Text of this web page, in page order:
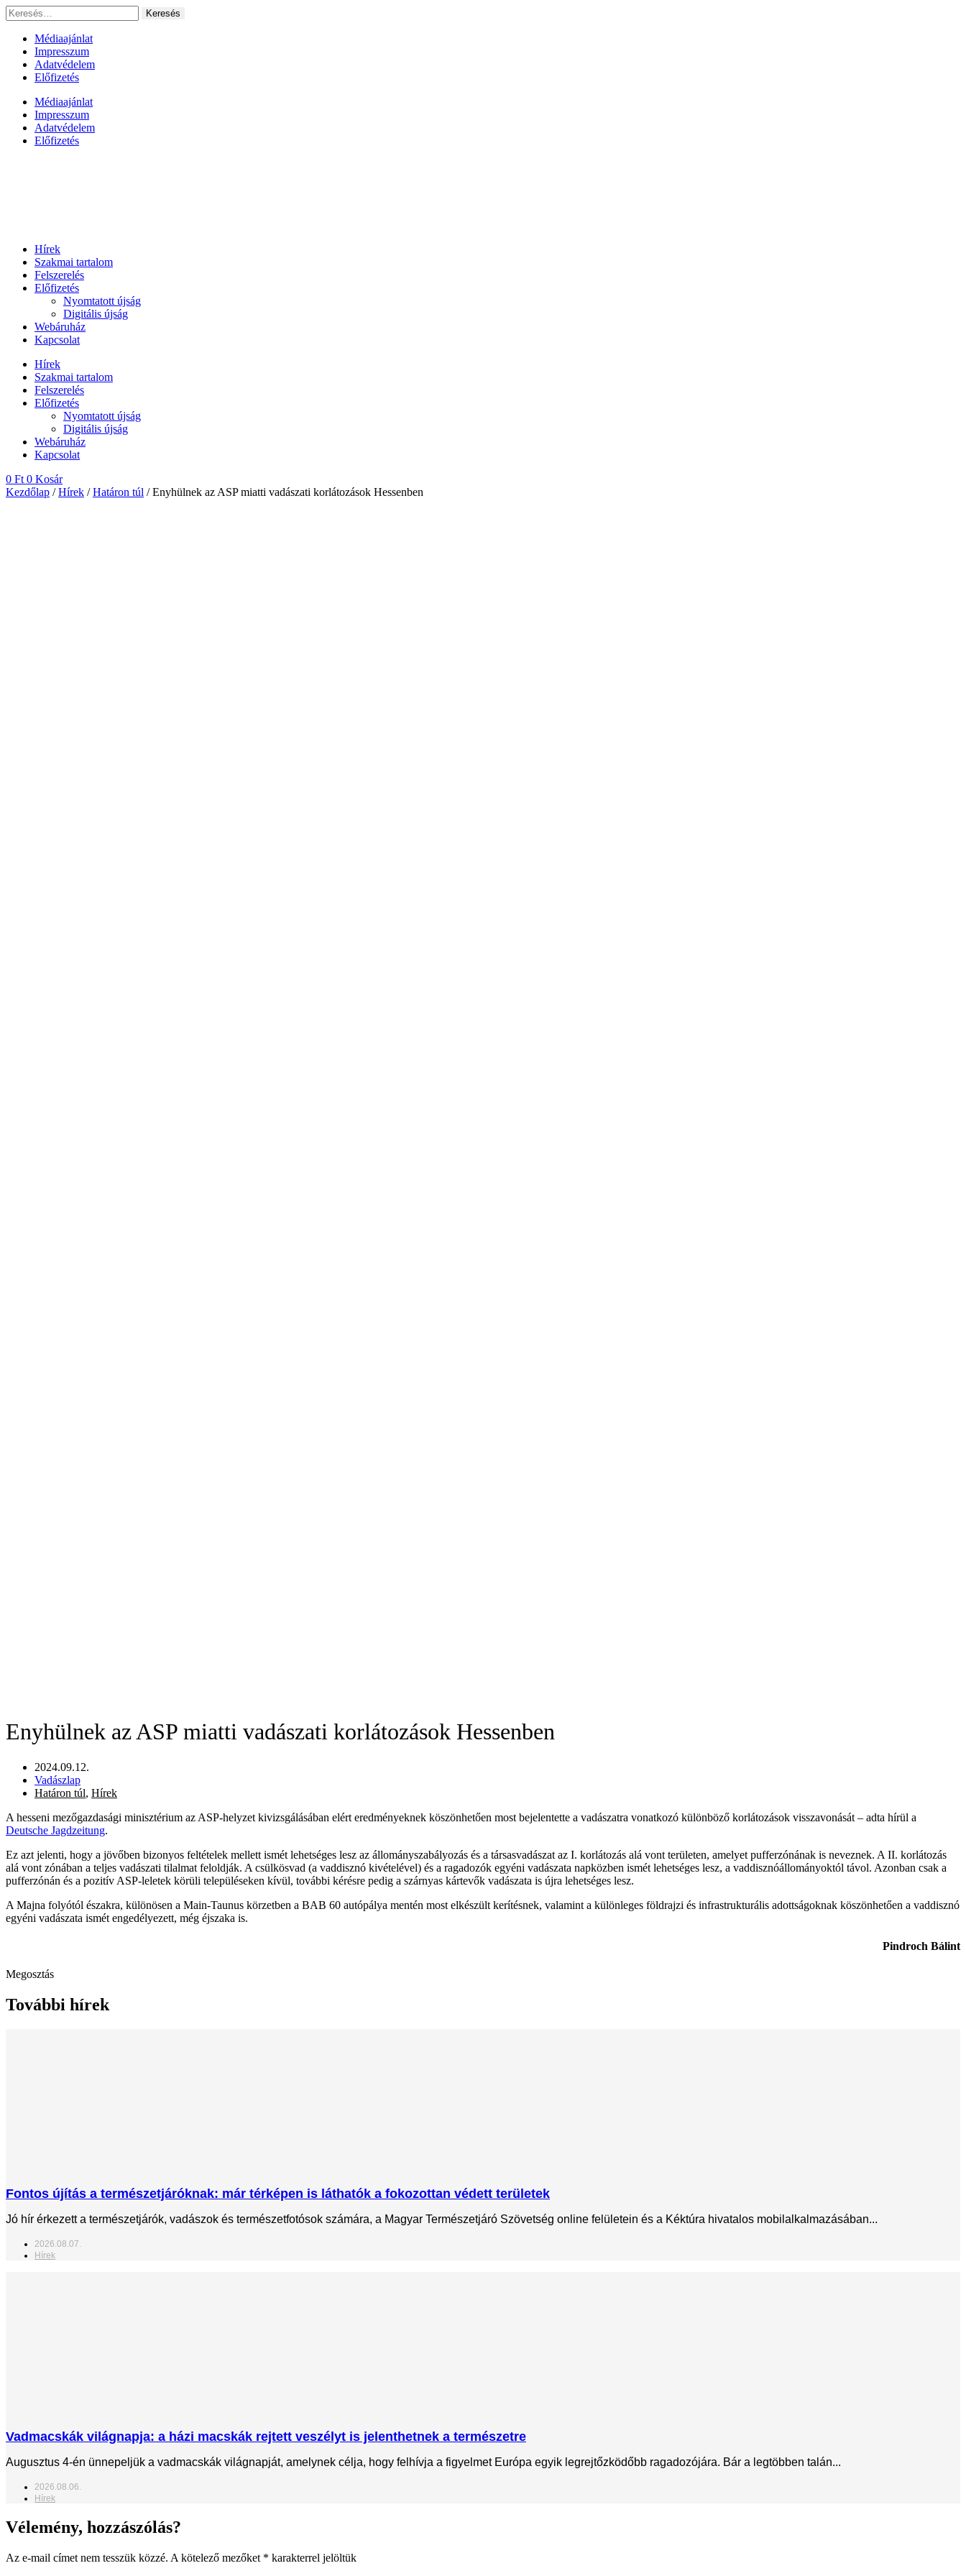
Ugrás
a
tartalomhoz
Keresés:
Médiaajánlat
Impresszum
Adatvédelem
Előfizetés
Médiaajánlat
Impresszum
Adatvédelem
Előfizetés
Hírek
Szakmai tartalom
Felszerelés
Előfizetés
Nyomtatott újság
Digitális újság
Webáruház
Kapcsolat
Hírek
Szakmai tartalom
Felszerelés
Előfizetés
Nyomtatott újság
Digitális újság
Webáruház
Kapcsolat
0 Ft 0 Kosár
Kezdőlap /Hírek /Határon túl / Enyhülnek az ASP miatti vadászati korlátozások Hessenben
Enyhülnek az ASP miatti vadászati korlátozások Hessenben
2024.09.12.
Vadászlap
Határon túl, Hírek
A hesseni mezőgazdasági minisztérium az ASP-helyzet kivizsgálásában elért eredményeknek köszönhetően most bejelentette a vadászatra vonatkozó különböző korlátozások visszavonását – adta hírül a
Deutsche Jagdzeitung.
Ez azt jelenti, hogy a jövőben bizonyos feltételek mellett ismét lehetséges lesz az állományszabályozás és a társasvadászat az I. korlátozás alá vont területen, amelyet pufferzónának is neveznek. A II. korlátozás
alá vont zónában a teljes vadászati tilalmat feloldják. A csülkösvad (a vaddisznó kivételével) és a ragadozók egyéni vadászata napközben ismét lehetséges lesz, a vaddisznóállományoktól távol. Azonban csak a
pufferzónán és a pozitív ASP-leletek körüli településeken kívül, további kérésre pedig a szárnyas kártevők vadászata is újra lehetséges lesz.
A Majna folyótól északra, különösen a Main-Taunus körzetben a BAB 60 autópálya mentén most elkészült kerítésnek, valamint a különleges földrajzi és infrastrukturális adottságoknak köszönhetően a vaddisznó
egyéni vadászata ismét engedélyezett, még éjszaka is.
Pindroch Bálint
Megosztás
További hírek
Fontos újítás a természetjáróknak: már térképen is láthatók a fokozottan védett területek
Jó hír érkezett a természetjárók, vadászok és természetfotósok számára, a Magyar Természetjáró Szövetség online felületein és a Kéktúra hivatalos mobilalkalmazásában...
2026.08.07.
Hírek
Vadmacskák világnapja: a házi macskák rejtett veszélyt is jelenthetnek a természetre
Augusztus 4-én ünnepeljük a vadmacskák világnapját, amelynek célja, hogy felhívja a figyelmet Európa egyik legrejtőzködőbb ragadozójára. Bár a legtöbben talán...
2026.08.06.
Hírek
Vélemény, hozzászólás?
Az e-mail címet nem tesszük közzé. A kötelező mezőket * karakterrel jelöltük